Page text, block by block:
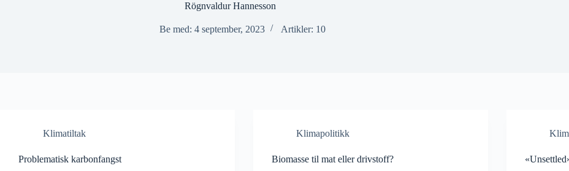
Rögnvaldur Hannesson
Be med: 4 september, 2023 Artikler: 10
Klimatiltak
Problematisk karbonfangst
Klimapolitikk
Biomasse til mat eller drivstoff?